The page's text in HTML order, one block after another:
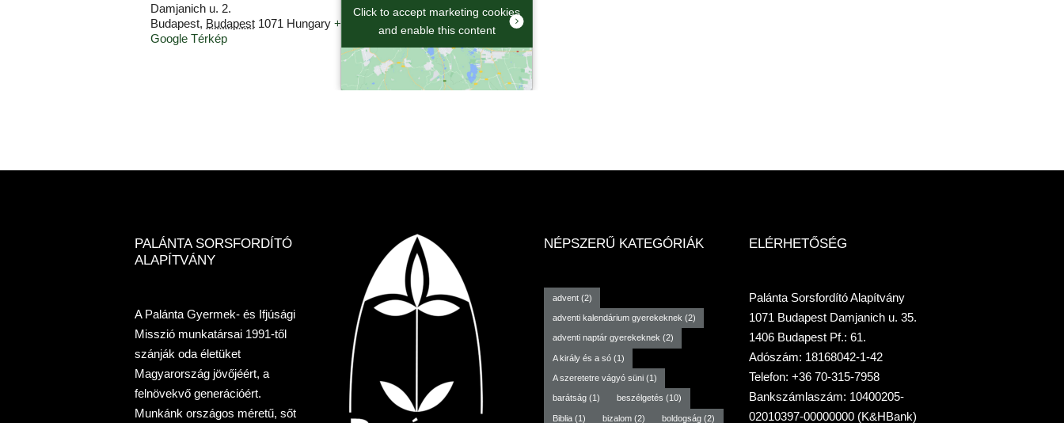
Damjanich u. 2.
Budapest, Budapest 1071 Hungary +
Google Térkép
Click to accept marketing cookies
and enable this content
Click to accept marketing cookies
and enable this content
PALÁNTA SORSFORDÍTÓ
ALAPÍTVÁNY
A Palánta Gyermek- és Ifjúsági
Misszió munkatársai 1991-től
szánják oda életüket
Magyarország jövőjéért, a
felnövekvő generációért.
Munkánk országos méretű, sőt
NÉPSZERŰ KATEGÓRIÁK
advent(2)
adventi kalendárium gyerekeknek (2)
adventi naptár gyerekeknek (2)
A király és a só(1)
A szeretetre vágyó süni(1)
barátság(1) beszélgetés (10)
Biblia(1) bizalom(2) boldogság (2)
ELÉRHETŐSÉG
Palánta Sorsfordító Alapítvány
1071 Budapest Damjanich u. 35.
1406 Budapest Pf.: 61.
Adószám: 18168042-1-42
Telefon: +36 70-315-7958
Bankszámlaszám: 10400205-
02010397-00000000 (K&HBank)